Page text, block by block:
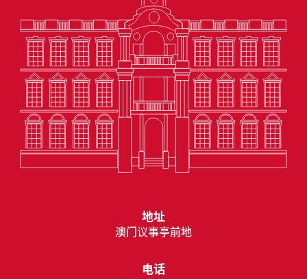
地址
澳门议事亭前地
电话